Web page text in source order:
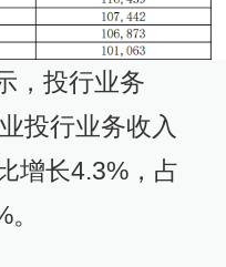
，投行业务
投行业务收入
增长4.3%，占